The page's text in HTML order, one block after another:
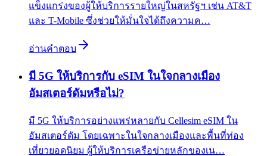
แข็งแกร่งของผู้ให้บริการรายใหญ่ในสหรัฐฯ เช่น AT&T
และ T-Mobile ซึ่งช่วยให้มั่นใจได้ถึงความค…
อ่านคำตอบ
มี 5G ให้บริการกับ eSIM ในใจกลางเมือง
อัมสเตอร์ดัมหรือไม่?
มี 5G ให้บริการอย่างแพร่หลายกับ Cellesim eSIM ใน
อัมสเตอร์ดัม โดยเฉพาะในใจกลางเมืองและพื้นที่ท่อง
เที่ยวยอดนิยม ผู้ให้บริการเครือข่ายหลักของเน…